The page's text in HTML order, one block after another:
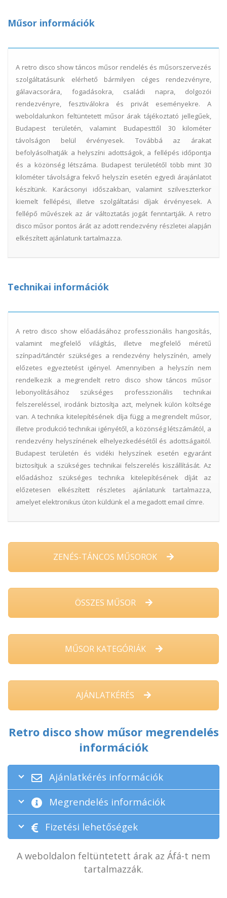
Műsor információk
A retro disco show táncos műsor rendelés és műsorszervezés
szolgáltatásunk elérhető bármilyen céges rendezvényre,
gálavacsorára, fogadásokra, családi napra, dolgozói
rendezvényre, fesztiválokra és privát eseményekre. A
weboldalunkon feltüntetett műsor árak tájékoztató jellegűek,
Budapest területén, valamint Budapesttől 30 kilométer
távolságon belül érvényesek. Továbbá az árakat
befolyásolhatják a helyszíni adottságok, a fellépés időpontja
és a közönség létszáma. Budapest területétől több mint 30
kilométer távolságra fekvő helyszín esetén egyedi árajánlatot
készítünk. Karácsonyi időszakban, valamint szilveszterkor
kiemelt fellépési, illetve szolgáltatási díjak érvényesek. A
fellépő művészek az ár változtatás jogát fenntartják. A retro
disco műsor pontos árát az adott rendezvény részletei alapján
elkészített ajánlatunk tartalmazza.
Technikai információk
A retro disco show előadásához professzionális hangosítás,
valamint megfelelő világítás, illetve megfelelő méretű
színpad/tánctér szükséges a rendezvény helyszínén, amely
előzetes egyeztetést igényel. Amennyiben a helyszín nem
rendelkezik a megrendelt retro disco show táncos műsor
lebonyolításához szükséges professzionális technikai
felszereléssel, irodánk biztosítja azt, melynek külön költsége
van. A technika kitelepítésének díja függ a megrendelt műsor,
illetve produkció technikai igényétől, a közönség létszámától, a
rendezvény helyszínének elhelyezkedésétől és adottságaitól.
Budapest területén és vidéki helyszínek esetén egyaránt
biztosítjuk a szükséges technikai felszerelés kiszállítását. Az
előadáshoz szükséges technika kitelepítésének díját az
előzetesen elkészített részletes ajánlatunk tartalmazza,
amelyet elektronikus úton küldünk el a megadott email címre.
ZENÉS-TÁNCOS MŰSOROK
ÖSSZES MŰSOR
MŰSOR KATEGÓRIÁK
AJÁNLATKÉRÉS
Retro disco show műsor megrendelés
információk
Ajánlatkérés információk
Megrendelés információk
Fizetési lehetőségek
A weboldalon feltüntetett árak az Áfá-t nem
tartalmazzák.